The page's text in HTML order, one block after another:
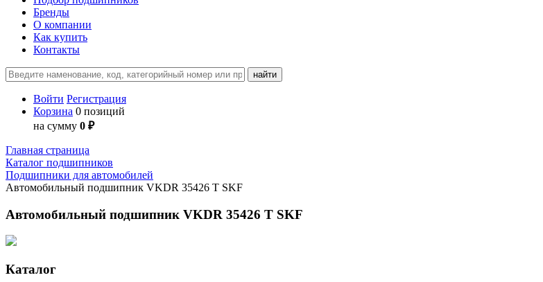
Бренды
О компании
Как купить
Контакты
Войти Регистрация
Корзина 0 позиций
на сумму 0 ₽
Главная страница
Каталог подшипников
Подшипники для автомобилей
Автомобильный подшипник VKDR 35426 T SKF
Автомобильный подшипник VKDR 35426 T SKF
Каталог